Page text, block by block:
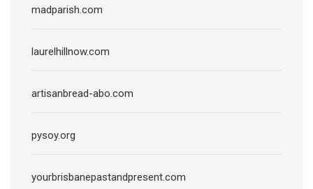
madparish.com
laurelhillnow.com
artisanbread-abo.com
pysoy.org
yourbrisbanepastandpresent.com